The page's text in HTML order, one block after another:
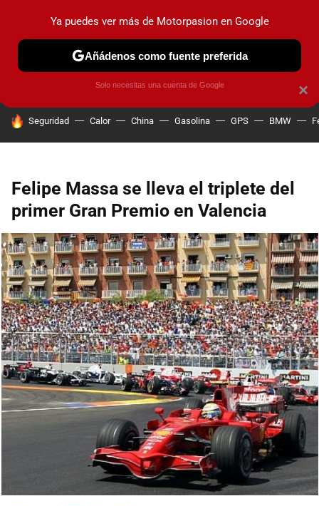
PRUEBAS COCHES ELÉCTRICOS OBSERVATORIO
HOY SE HABLA DE
Seguridad Calor China Gasolina GPS BMW
Felipe Massa se lleva el triplete del
primer Gran Premio en Valencia
×
Ya puedes ver más de Motorpasion en Google
Añádenos como fuente preferida
Solo necesitas una cuenta de Google